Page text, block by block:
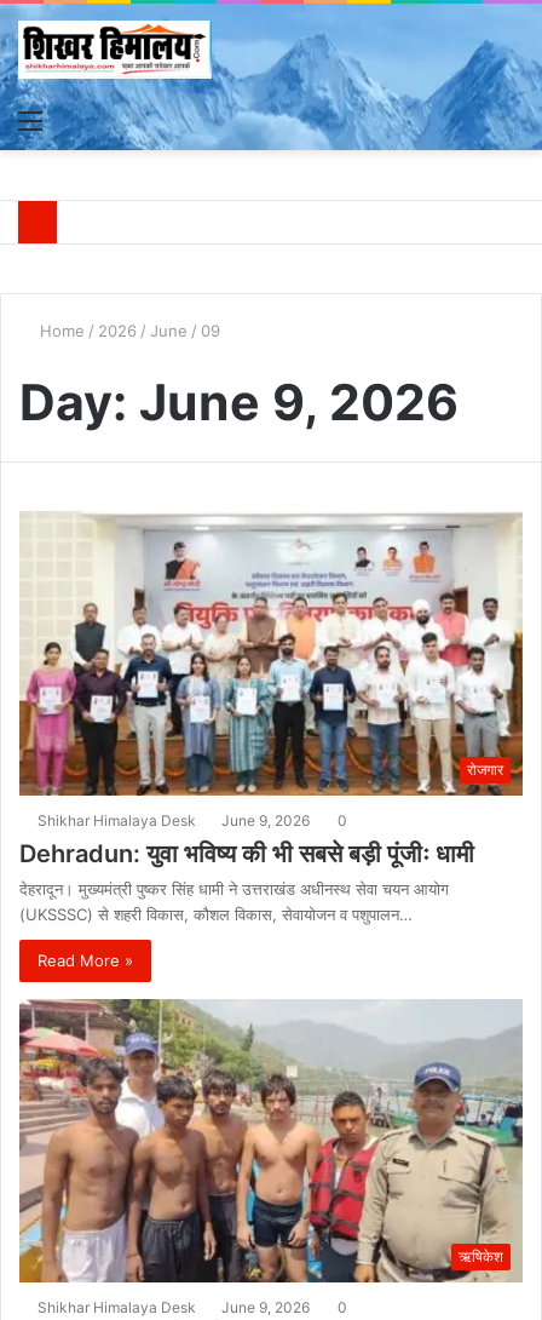
Menu
Home / 2026 / June / 09
Day: June 9, 2026
रोजगार
Shikhar Himalaya Desk June 9, 2026 0
Dehradun: युवा भविष्य की भी सबसे बड़ी पूंजीः धामी
देहरादून। मुख्यमंत्री पुष्कर सिंह धामी ने उत्तराखंड अधीनस्थ सेवा चयन आयोग
(UKSSSC) से शहरी विकास, कौशल विकास, सेवायोजन व पशुपालन…
Read More »
ऋषिकेश
Shikhar Himalaya Desk June 9, 2026 0